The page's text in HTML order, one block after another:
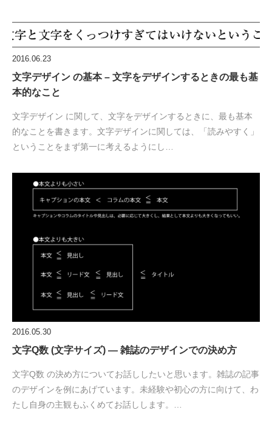
2016.06.23
文字デザイン の基本 – 文字をデザインするときの最も基
本的なこと
文字デザイン に関して、文字をデザインするときに、最も基本
的なことを書きます。文字デザインに関しては、「読みやすく」
ということをまず第一に考えるようにし…
2016.05.30
文字Q数 (文字サイズ) — 雑誌のデザインでの決め方
文字Q数 の決め方についてお話ししたいと思います。雑誌の記事
のデザインを例にあげています。未経験や初心の方に向けて、わ
たし自身の主観もふくめてお話しします。…